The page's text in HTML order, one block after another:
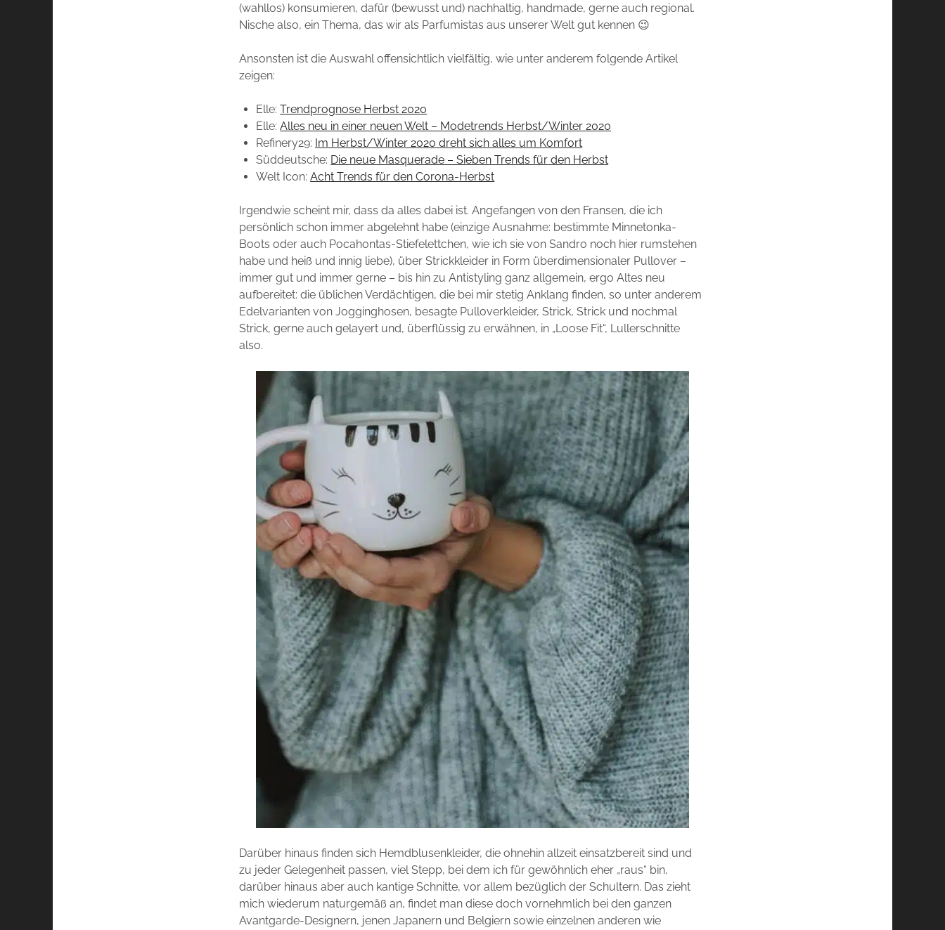
(wahllos) konsumieren, dafür (bewusst und) nachhaltig, handmade, gerne auch regional.
Nische also, ein Thema, das wir als Parfumistas aus unserer Welt gut kennen 😉
Ansonsten ist die Auswahl offensichtlich vielfältig, wie unter anderem folgende Artikel
zeigen:
Elle:Trendprognose Herbst 2020
Elle:Alles neu in einer neuen Welt – Modetrends Herbst/Winter 2020
Refinery29: Im Herbst/Winter 2020 dreht sich alles um Komfort
Süddeutsche: Die neue Masquerade – Sieben Trends für den Herbst
Welt Icon:Acht Trends für den Corona-Herbst
Irgendwie scheint mir, dass da alles dabei ist. Angefangen von den Fransen, die ich
persönlich schon immer abgelehnt habe (einzige Ausnahme: bestimmte Minnetonka-
Boots oder auch Pocahontas-Stiefelettchen, wie ich sie von Sandro noch hier rumstehen
habe und heiß und innig liebe), über Strickkleider in Form überdimensionaler Pullover –
immer gut und immer gerne – bis hin zu Antistyling ganz allgemein, ergo Altes neu
aufbereitet: die üblichen Verdächtigen, die bei mir stetig Anklang finden, so unter anderem
Edelvarianten von Jogginghosen, besagte Pulloverkleider, Strick, Strick und nochmal
Strick, gerne auch gelayert und, überflüssig zu erwähnen, in „Loose Fit“, Lullerschnitte
also.
Darüber hinaus finden sich Hemdblusenkleider, die ohnehin allzeit einsatzbereit sind und
zu jeder Gelegenheit passen, viel Stepp, bei dem ich für gewöhnlich eher „raus“ bin,
darüber hinaus aber auch kantige Schnitte, vor allem bezüglich der Schultern. Das zieht
mich wiederum naturgemäß an, findet man diese doch vornehmlich bei den ganzen
Avantgarde-Designern, jenen Japanern und Belgiern sowie einzelnen anderen wie